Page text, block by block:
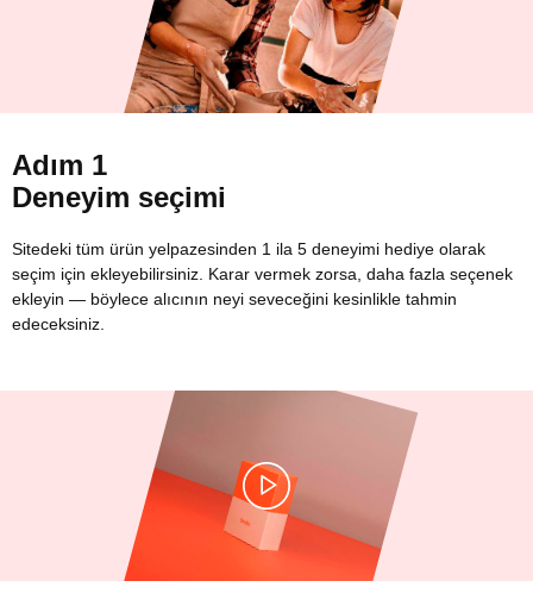
Adım 1
Deneyim seçimi
Sitedeki tüm ürün yelpazesinden 1 ila 5 deneyimi hediye olarak
seçim için ekleyebilirsiniz. Karar vermek zorsa, daha fazla seçenek
ekleyin — böylece alıcının neyi seveceğini kesinlikle tahmin
edeceksiniz.